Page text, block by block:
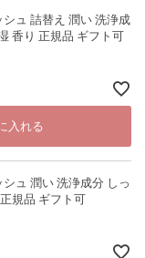
ュ 詰替え 潤い 洗浄成
香り 正規品 ギフト可
入れる
ュ 潤い 洗浄成分 しっ
規品 ギフト可